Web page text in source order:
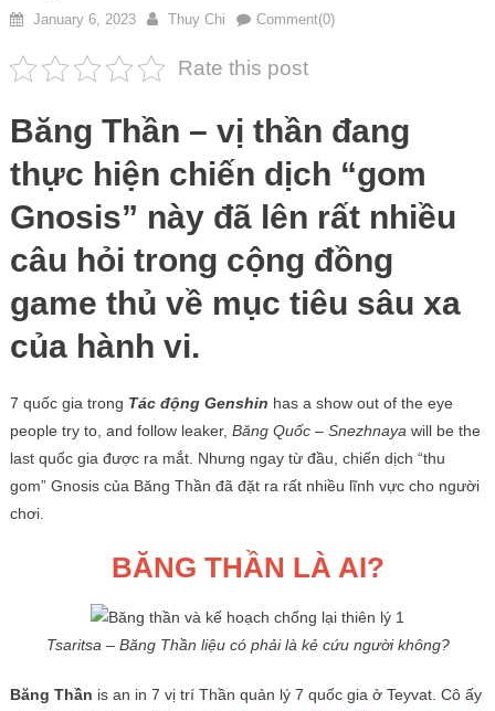
January 6, 2023 Thuy Chi Comment(0)
Rate this post
Băng Thần – vị thần đang
thực hiện chiến dịch “gom
Gnosis” này đã lên rất nhiều
câu hỏi trong cộng đồng
game thủ về mục tiêu sâu xa
của hành vi.
7 quốc gia trong Tác động Genshin has a show out of the eye
people try to, and follow leaker, Băng Quốc – Snezhnaya will be the
last quốc gia được ra mắt. Nhưng ngay từ đầu, chiến dịch “thu
gom” Gnosis của Băng Thần đã đặt ra rất nhiều lĩnh vực cho người
chơi.
BĂNG THẦN LÀ AI?
Tsaritsa – Băng Thần liệu có phải là kẻ cứu người không?
Băng Thần is an in 7 vị trí Thần quản lý 7 quốc gia ở Teyvat. Cô ấy